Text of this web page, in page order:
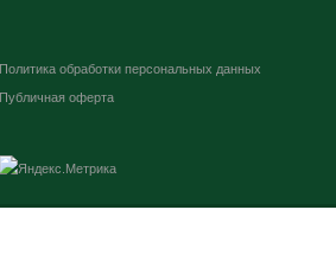
Политика обработки персональных данных
Публичная оферта